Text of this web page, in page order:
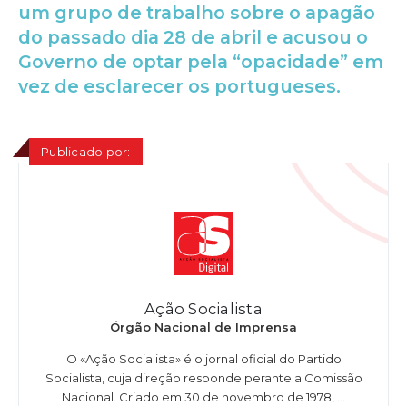
um grupo de trabalho sobre o apagão
do passado dia 28 de abril e acusou o
Governo de optar pela “opacidade” em
vez de esclarecer os portugueses.
Publicado por:
Ação Socialista
Órgão Nacional de Imprensa
O «Ação Socialista» é o jornal oficial do Partido
Socialista, cuja direção responde perante a Comissão
Nacional. Criado em 30 de novembro de 1978, ...